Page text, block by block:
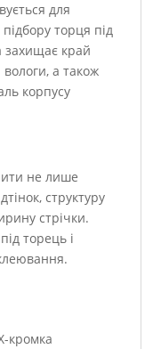
для
торця під
захищає край
вологи, а також
корпусу
не лише
структуру
стрічки.
торець і
кромка